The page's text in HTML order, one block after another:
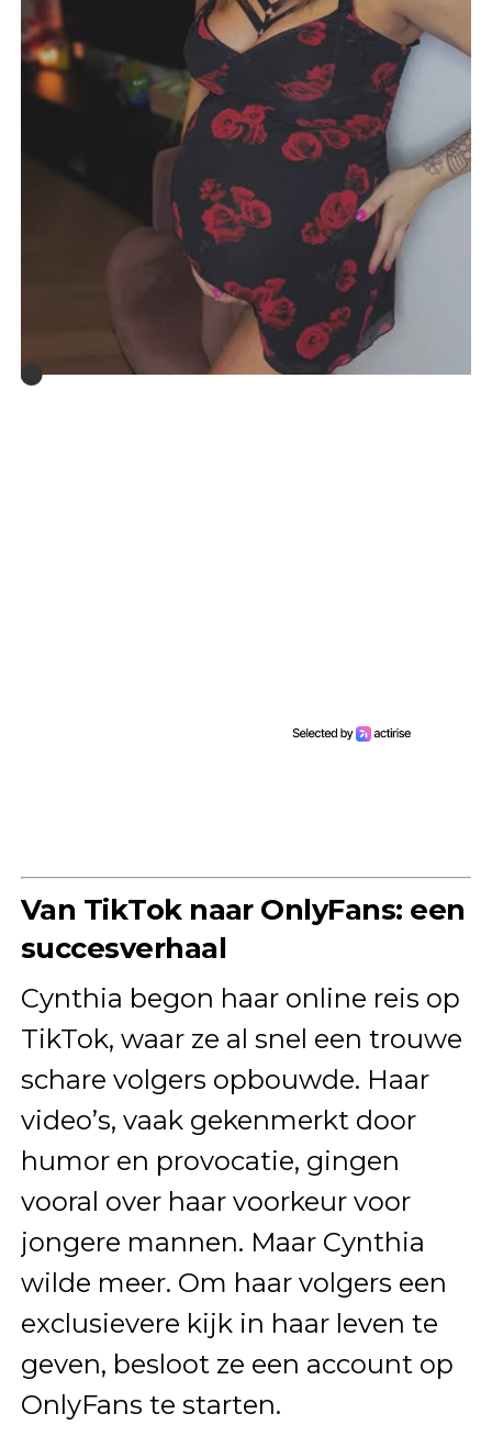
Van TikTok naar OnlyFans: een
succesverhaal
Cynthia begon haar online reis op
TikTok, waar ze al snel een trouwe
schare volgers opbouwde. Haar
video’s, vaak gekenmerkt door
humor en provocatie, gingen
vooral over haar voorkeur voor
jongere mannen. Maar Cynthia
wilde meer. Om haar volgers een
exclusievere kijk in haar leven te
geven, besloot ze een account op
OnlyFans te starten.